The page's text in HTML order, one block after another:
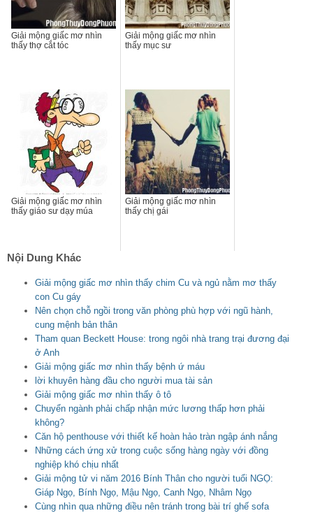
Giải mộng giấc mơ nhìn
thấy thợ cắt tóc
Giải mộng giấc mơ nhìn
thấy mục sư
Giải mộng giấc mơ nhìn
thấy giáo sư dạy múa
Giải mộng giấc mơ nhìn
thấy chị gái
Nội Dung Khác
Giải mộng giấc mơ nhìn thấy chim Cu và ngủ nằm mơ thấy
con Cu gáy
Nên chọn chỗ ngồi trong văn phòng phù hợp với ngũ hành,
cung mệnh bản thân
Tham quan Beckett House: trong ngôi nhà trang trại đương đại
ở Anh
Giải mộng giấc mơ nhìn thấy bệnh ứ máu
lời khuyên hàng đầu cho người mua tài sản
Giải mộng giấc mơ nhìn thấy ô tô
Chuyển ngành phải chấp nhận mức lương thấp hơn phải
không?
Căn hộ penthouse với thiết kế hoàn hảo tràn ngập ánh nắng
Những cách ứng xử trong cuộc sống hàng ngày với đồng
nghiệp khó chịu nhất
Giải mộng tử vi năm 2016 Bính Thân cho người tuổi NGỌ:
Giáp Ngọ, Bính Ngọ, Mậu Ngọ, Canh Ngọ, Nhâm Ngọ
Cùng nhìn qua những điều nên tránh trong bài trí ghế sofa